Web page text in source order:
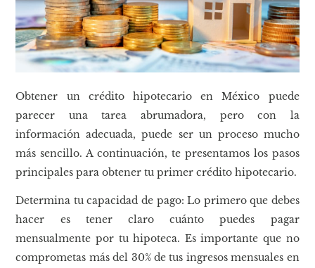
Obtener un crédito hipotecario en México puede
parecer una tarea abrumadora, pero con la
información adecuada, puede ser un proceso mucho
más sencillo. A continuación, te presentamos los pasos
principales para obtener tu primer crédito hipotecario.
Determina tu capacidad de pago: Lo primero que debes
hacer es tener claro cuánto puedes pagar
mensualmente por tu hipoteca. Es importante que no
comprometas más del 30% de tus ingresos mensuales en